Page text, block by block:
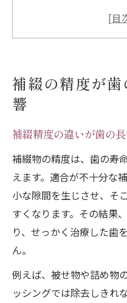
補綴が歯の寿
実例で見る補
補綴の適合性が
ワケ
なぜ補綴治療
か
補綴の適合性
適合性の違い
歯周病リスク低減
高精度な補綴が
補綴の精度が
響
補綴精度の違いが歯の
補綴物の精度は、歯の寿
えます。適合が不十分な
小な隙間を生じさせ、そ
すくなります。その結果
り、せっかく治療した歯
ん。
例えば、被せ物や詰め物
ッシングでは除去しきれ